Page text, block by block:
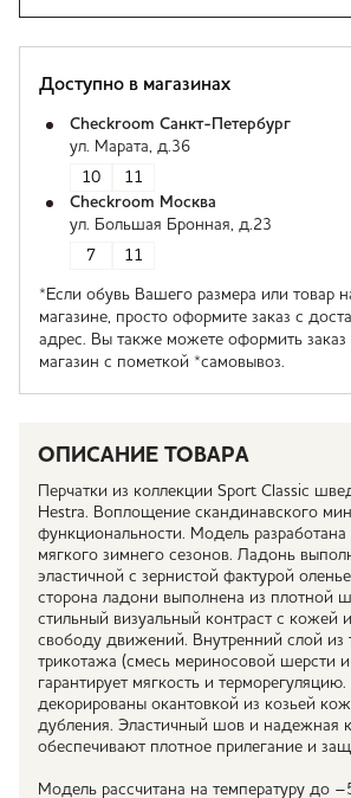
Доступно в магазинах
Checkroom Санкт-Петербург
ул. Марата, д.36
10
11
Checkroom Москва
ул. Большая Бронная, д.23
7
11
*Если обувь Вашего размера или товар
магазине, просто оформите заказ с
адрес. Вы также можете оформить
магазин с пометкой *самовывоз.
ОПИСАНИЕ ТОВАРА
Перчатки из коллекции Sport Classic
Hestra. Воплощение скандинавского
функциональности. Модель разработана
мягкого зимнего сезонов. Ладонь
эластичной с зернистой фактурой
сторона ладони выполнена из плотной
стильный визуальный контраст с кожей
свободу движений. Внутренний слой из
трикотажа (смесь мериносовой шерсти
гарантирует мягкость и
декорированы окантовкой из козьей
дубления. Эластичный шов и надежная
обеспечивают плотное прилегание и
Модель рассчитана на температуру до